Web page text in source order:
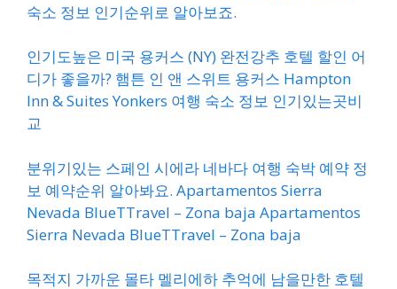
숙소 정보 인기순위로 알아보죠.
인기도높은 미국 용커스 (NY) 완전강추 호텔 할인 어
디가 좋을까? 햄튼 인 앤 스위트 용커스 Hampton
Inn & Suites Yonkers 여행 숙소 정보 인기있는곳비
교
분위기있는 스페인 시에라 네바다 여행 숙박 예약 정
보 예약순위 알아봐요. Apartamentos Sierra
Nevada BlueTTravel – Zona baja Apartamentos
Sierra Nevada BlueTTravel – Zona baja
목적지 가까운 몰타 멜리에하 추억에 남을만한 호텔